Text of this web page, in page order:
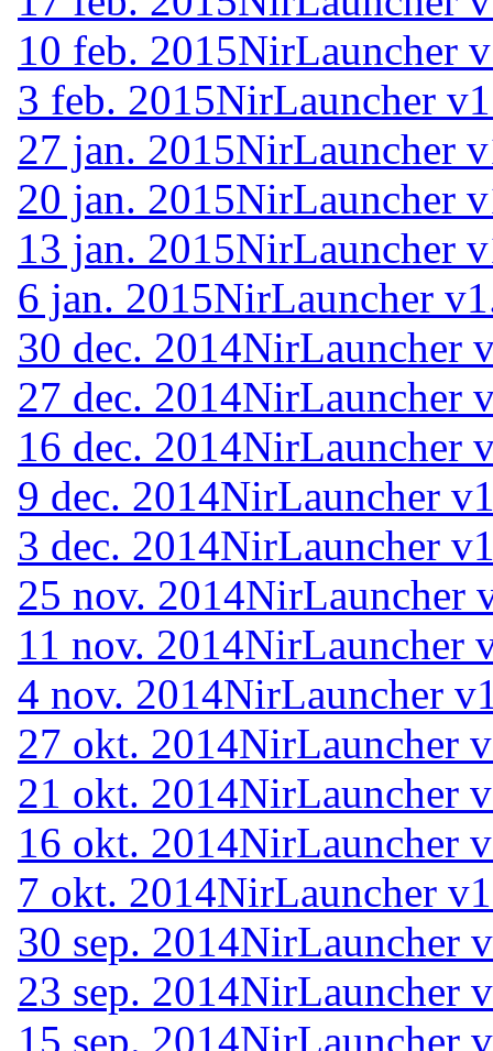
10 feb. 2015NirLauncher
3 feb. 2015NirLauncher
27 jan. 2015NirLauncher
20 jan. 2015NirLauncher
13 jan. 2015NirLauncher
6 jan. 2015NirLauncher
30 dec. 2014NirLauncher
27 dec. 2014NirLauncher
16 dec. 2014NirLauncher
9 dec. 2014NirLauncher
3 dec. 2014NirLauncher
25 nov. 2014NirLauncher
11 nov. 2014NirLauncher
4 nov. 2014NirLauncher
27 okt. 2014NirLauncher
21 okt. 2014NirLauncher
16 okt. 2014NirLauncher
7 okt. 2014NirLauncher
30 sep. 2014NirLauncher
23 sep. 2014NirLauncher
15 sep. 2014NirLauncher